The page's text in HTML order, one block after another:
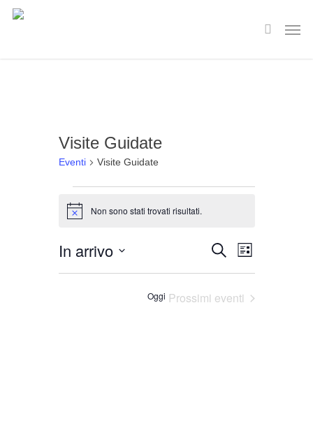
Skip
search
Visite Guidate
Eventi Visite Guidate
Eventi
Notice Non sono stati trovati risultati.
Eventi
Ricerca
e
Cerca Evento
Lista
In arrivo
Oggi Prossimi eventi